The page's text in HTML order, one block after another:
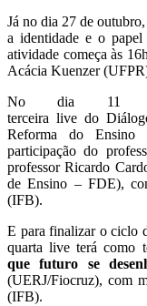
Já no dia 27 de
a identidade e o
atividade começa às
Acácia Kuenzer
No dia 11
terceira live do
Reforma do Ensino
participação do
professor Ricardo
de Ensino – FDE),
(IFB).
E para finalizar o ciclo
quarta live terá como
que futuro se
(UERJ/Fiocruz), com
(IFB).